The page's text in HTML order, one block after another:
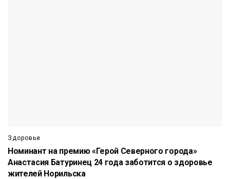
Здоровье
Номинант на премию «Герой Северного города»
Анастасия Батуринец 24 года заботится о здоровье
жителей Норильска